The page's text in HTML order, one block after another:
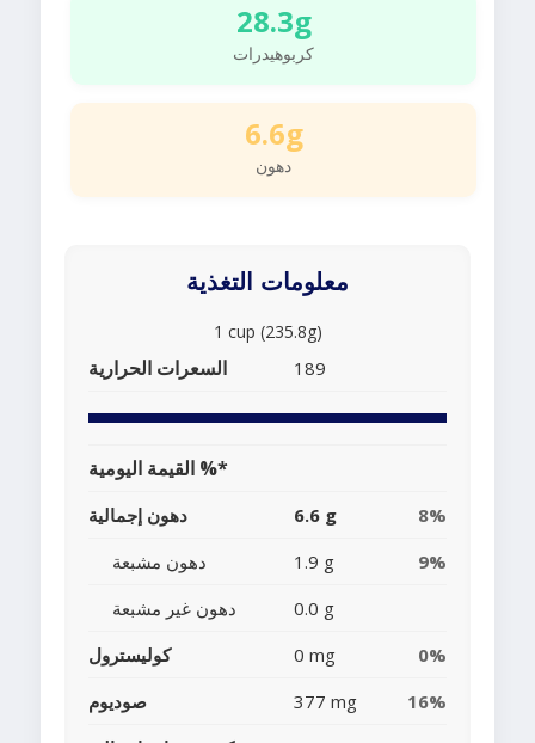
28.3g
كربوهيدرات
6.6g
دهون
معلومات التغذية
1 cup (235.8g)
السعرات الحرارية 189
القيمة اليومية %*
دهون إجمالية 6.6 g
8%
دهون مشبعة
1.9 g
9%
دهون غير مشبعة
0.0 g
كوليسترول
0 mg
0%
صوديوم
377 mg
16%